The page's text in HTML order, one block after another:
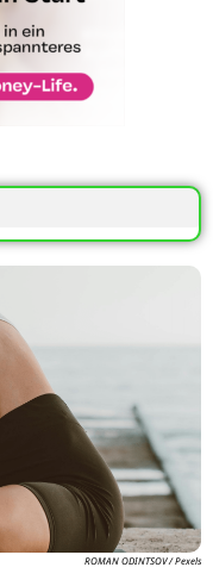
ROMAN ODINTSOV / Pexels